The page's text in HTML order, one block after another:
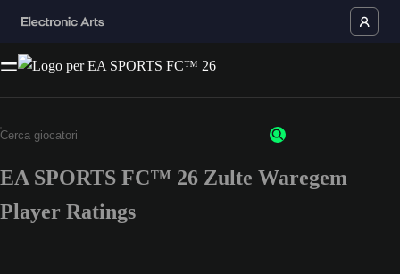
EA SPORTS FC™ 26 Zulte Waregem
Player Ratings